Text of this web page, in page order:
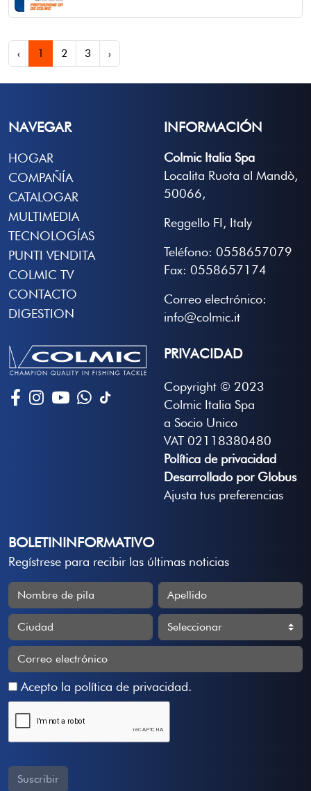
‹ 1 2 3 ›
NAVEGAR
HOGAR
COMPAÑÍA
CATALOGAR
MULTIMEDIA
TECNOLOGÍAS
PUNTI VENDITA
COLMIC TV
CONTACTO
DIGESTION
INFORMACIÓN
Colmic Italia Spa
Localita Ruota al Mandò,
50066,
Reggello FI, Italy
Teléfono: 0558657079
Fax: 0558657174
Correo electrónico:
info@colmic.it
PRIVACIDAD
Copyright © 2023
Colmic Italia Spa
a Socio Unico
VAT 02118380480
Política de privacidad
Desarrollado por Globus
Ajusta tus preferencias
BOLETININFORMATIVO
Regístrese para recibir las últimas noticias
Acepto la política de privacidad.
Suscribir